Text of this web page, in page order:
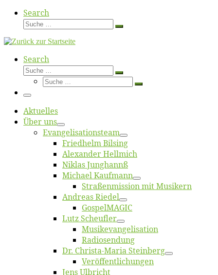
Search
Suche
Suche
Search
Suche
Suche
Suche
Suche
Menü
Ak­tu­el­les
Über uns
Evangelisa­tions­team
Fried­helm Bilsing
Alex­an­der Hellmich
Ni­klas Junghannß
Mi­cha­el Kaufmann
Straßenmis­sion mit Musikern
An­dre­as Riedel
Gos­pel­MA­GIC
Lutz Scheuf­ler
Musikevan­ge­li­sa­tion
Ra­dio­sen­dung
Dr. Chris­­ta-Ma­ria Steinberg
Ver­öf­fent­li­chun­gen
Jens Ulb­richt